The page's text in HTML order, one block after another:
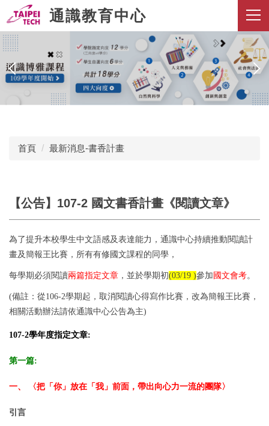
跳
到
主
要
內
容
通識教育中心
首頁 最新消息-書香計畫
【公告】107-2 國文書香計畫《閱讀文章》
為了提升本校學生中文語感及表達能力，通識中心持續推動閱讀計
畫及簡報王比賽，所有有修國文課程的同學，
每學期必須閱讀兩篇指定文章 ，並於學期初(03/19 )參加 國文會考。
(備註：從106-2學期起，取消閱讀心得寫作比賽，改為簡報王比賽，
相關活動辦法請依通識中心公告為主)
107-2學年度指定文章:
第一篇:
一、 〈把「你」放在「我」前面，帶出向心力一流的團隊〉
引言